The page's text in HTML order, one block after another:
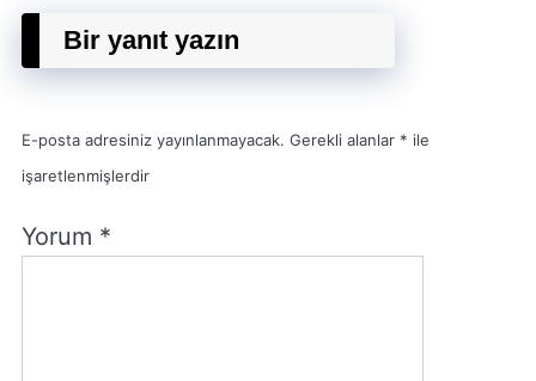
Bir yanıt yazın
E-posta adresiniz yayınlanmayacak. Gerekli alanlar * ile
işaretlenmişlerdir
Yorum *